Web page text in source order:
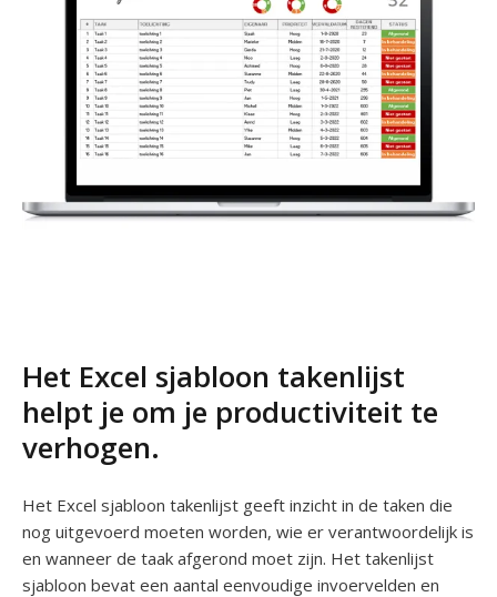
Het Excel sjabloon takenlijst
helpt je om je productiviteit te
verhogen.
Het Excel sjabloon takenlijst geeft inzicht in de taken die
nog uitgevoerd moeten worden, wie er verantwoordelijk is
en wanneer de taak afgerond moet zijn. Het takenlijst
sjabloon bevat een aantal eenvoudige invoervelden en